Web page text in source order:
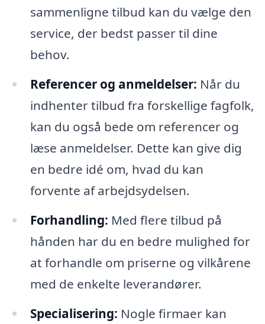
sammenligne tilbud kan du vælge den
service, der bedst passer til dine
behov.
Referencer og anmeldelser: Når du
indhenter tilbud fra forskellige fagfolk,
kan du også bede om referencer og
læse anmeldelser. Dette kan give dig
en bedre idé om, hvad du kan
forvente af arbejdsydelsen.
Forhandling: Med flere tilbud på
hånden har du en bedre mulighed for
at forhandle om priserne og vilkårene
med de enkelte leverandører.
Specialisering: Nogle firmaer kan